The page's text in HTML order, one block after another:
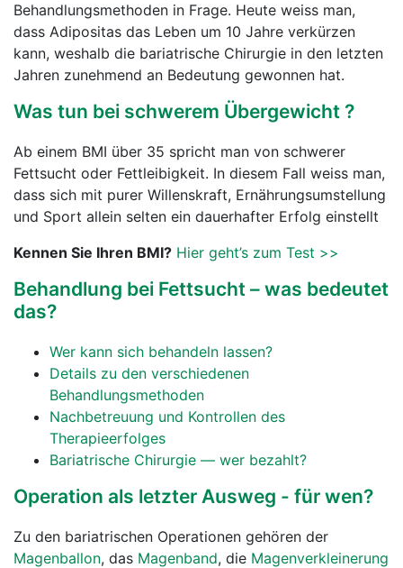
Behandlungsmethoden in Frage. Heute weiss man,
dass Adipositas das Leben um 10 Jahre verkürzen
kann, weshalb die bariatrische Chirurgie in den letzten
Jahren zunehmend an Bedeutung gewonnen hat.
Was tun bei schwerem Übergewicht ?
Ab einem BMI über 35 spricht man von schwerer
Fettsucht oder Fettleibigkeit. In diesem Fall weiss man,
dass sich mit purer Willenskraft, Ernährungsumstellung
und Sport allein selten ein dauerhafter Erfolg einstellt
Kennen Sie Ihren BMI? Hier geht’s zum Test >>
Behandlung bei Fettsucht – was bedeutet
das?
Wer kann sich behandeln lassen?
Details zu den verschiedenen
Behandlungsmethoden
Nachbetreuung und Kontrollen des
Therapieerfolges
Bariatrische Chirurgie — wer bezahlt?
Operation als letzter Ausweg - für wen?
Zu den bariatrischen Operationen gehören der
Magenballon, das Magenband, die Magenverkleinerung